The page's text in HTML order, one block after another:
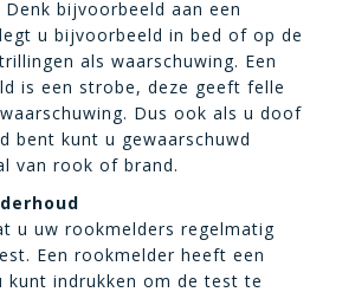
bijvoorbeeld aan een
u bijvoorbeeld in bed of op de
als waarschuwing. Een
is een strobe, deze geeft felle
Dus ook als u doof
bent kunt u gewaarschuwd
van rook of brand.
u uw rookmelders regelmatig
Een rookmelder heeft een
kunt indrukken om de test te